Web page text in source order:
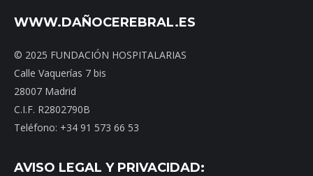
WWW.DAÑOCEREBRAL.ES
© 2025 FUNDACIÓN HOSPITALARIAS
Calle Vaquerías 7 bis
28007 Madrid
C.I.F. R2802790B
Teléfono: +34 91 573 66 53
AVISO LEGAL Y PRIVACIDAD: